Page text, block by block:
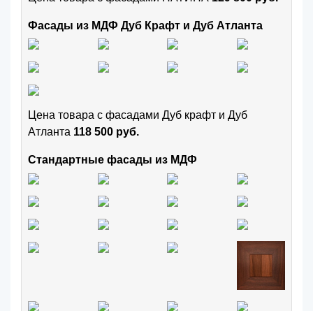
Фасады из МДФ Дуб Крафт и Дуб Атланта
Цена товара с фасадами Дуб крафт и Дуб
Атланта 118 500 руб.
Стандартные фасады из МДФ